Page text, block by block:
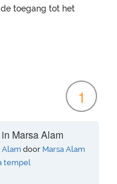
toegang tot het
1
Marsa Alam
Alam door Marsa Alam
tempel